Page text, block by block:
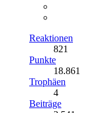
Reaktionen
821
Punkte
18.861
Trophäen
4
Beiträge